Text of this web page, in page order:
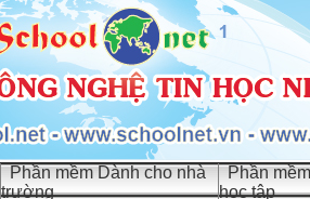
Phần mềm Dành cho nhà
trường
Phần
học tập